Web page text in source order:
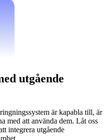
utgående
är kapabla till, är
med att använda dem. Låt oss
integrera utgående